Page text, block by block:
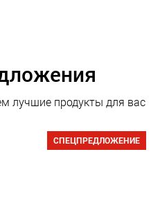
лучшие продукты для вас
СПЕЦПРЕДЛОЖЕНИЕ